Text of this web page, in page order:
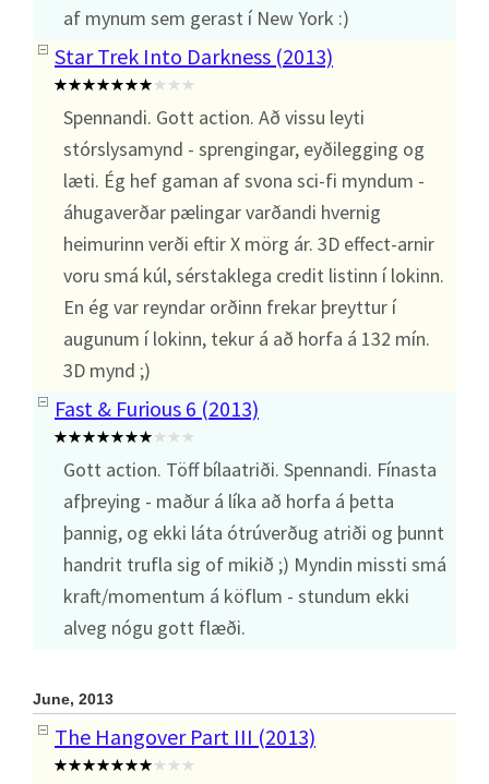
af mynum sem gerast í New York :)
Star Trek Into Darkness (2013)
Spennandi. Gott action. Að vissu leyti
stórslysamynd - sprengingar, eyðilegging og
læti. Ég hef gaman af svona sci-fi myndum -
áhugaverðar pælingar varðandi hvernig
heimurinn verði eftir X mörg ár. 3D effect-arnir
voru smá kúl, sérstaklega credit listinn í lokinn.
En ég var reyndar orðinn frekar þreyttur í
augunum í lokinn, tekur á að horfa á 132 mín.
3D mynd ;)
Fast & Furious 6 (2013)
Gott action. Töff bílaatriði. Spennandi. Fínasta
afþreying - maður á líka að horfa á þetta
þannig, og ekki láta ótrúverðug atriði og þunnt
handrit trufla sig of mikið ;) Myndin missti smá
kraft/momentum á köflum - stundum ekki
alveg nógu gott flæði.
June, 2013
The Hangover Part III (2013)